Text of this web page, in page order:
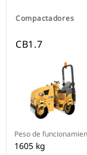
Compactadores
CB1.7
Peso de
1605 kg